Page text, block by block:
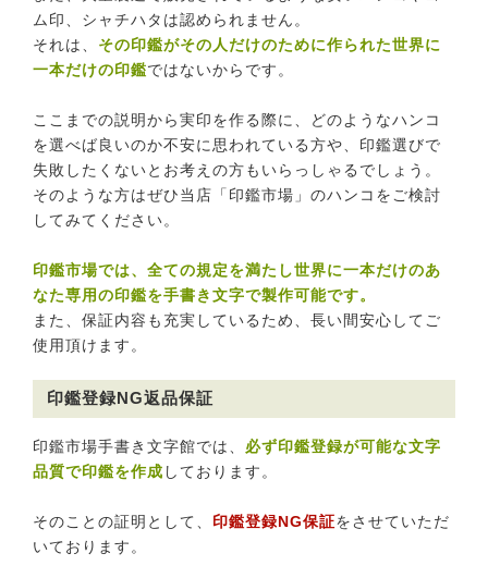
ム印、シャチハタは認められません。
それは、 その印鑑がその人だけのために作られた世界に
一本だけの印鑑ではないからです。
ここまでの説明から実印を作る際に、どのようなハンコ
を選べば良いのか不安に思われている方や、印鑑選びで
失敗したくないとお考えの方もいらっしゃるでしょう。
そのような方はぜひ当店「印鑑市場」のハンコをご検討
してみてください。
印鑑市場では、全ての規定を満たし世界に一本だけのあ
なた専用の印鑑を手書き文字で製作可能です。
また、保証内容も充実しているため、長い間安心してご
使用頂けます。
印鑑登録NG返品保証
印鑑市場手書き文字館では、 必ず印鑑登録が可能な文字
品質で印鑑を作成 しております。
そのことの証明として、 印鑑登録NG保証をさせていただ
いております。